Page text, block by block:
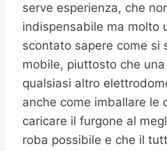
serve esperienza, che
indispensabile ma molto
scontato sapere come si
mobile, piuttosto che
qualsiasi altro
anche come imballare le
caricare il furgone al
roba possibile e che il